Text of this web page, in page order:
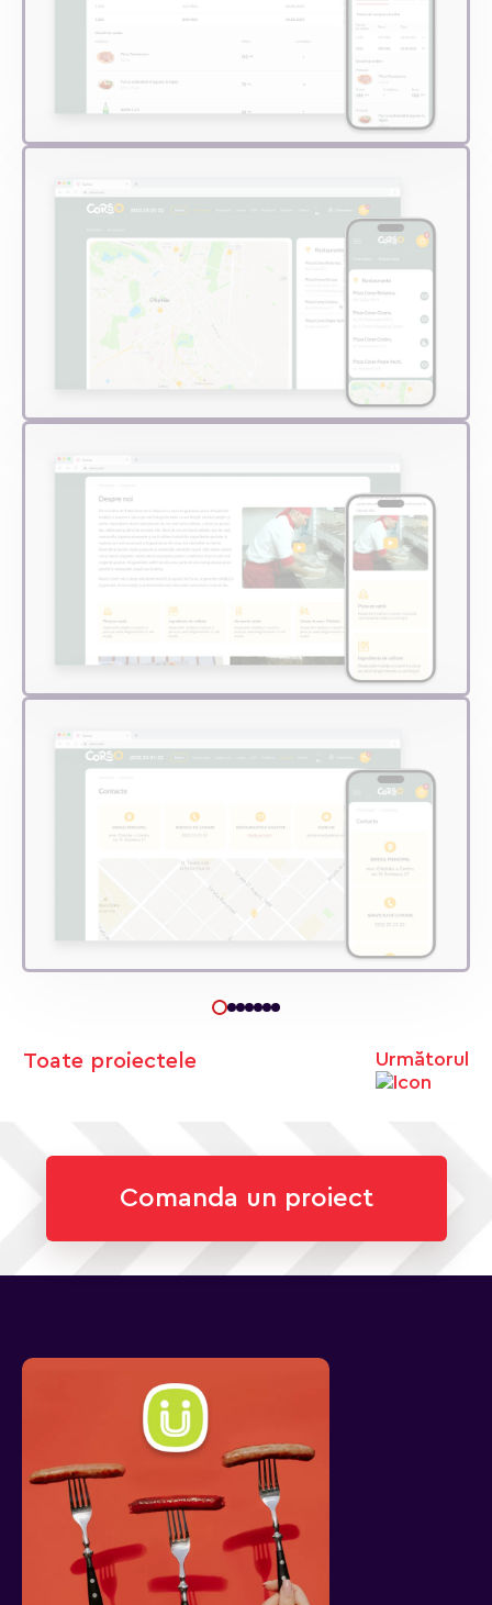
Toate proiectele Următorul
Comanda un proiect